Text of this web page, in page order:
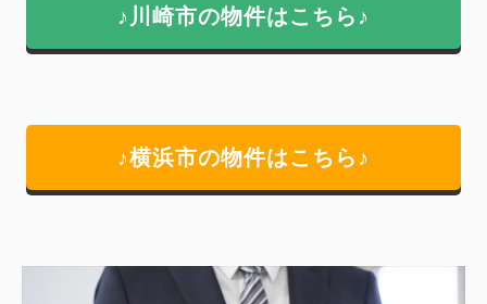
♪川崎市の物件はこちら♪
♪横浜市の物件はこちら♪